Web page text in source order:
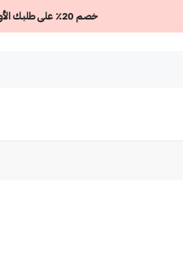
خصم 20٪ على طلبك الأول باستخدام كود NEW20